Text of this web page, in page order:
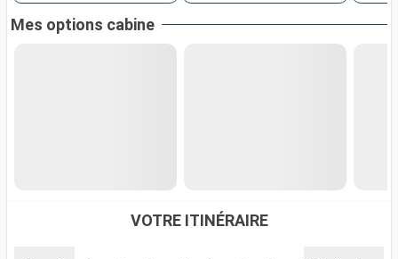
Mes options cabine
VOTRE ITINÉRAIRE